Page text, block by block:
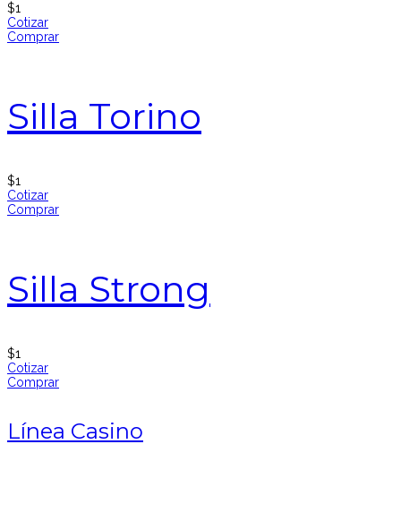
$1
Cotizar
Comprar
Silla Torino
$1
Cotizar
Comprar
Silla Strong
$1
Cotizar
Comprar
Línea Casino